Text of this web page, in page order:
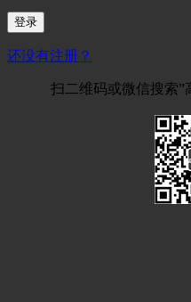
登录
还没有注册？
扫二维码或微信搜索”